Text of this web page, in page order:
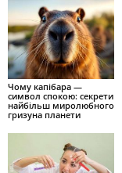
Чому капібара —
символ спокою: секрети
найбільш миролюбного
гризуна планети